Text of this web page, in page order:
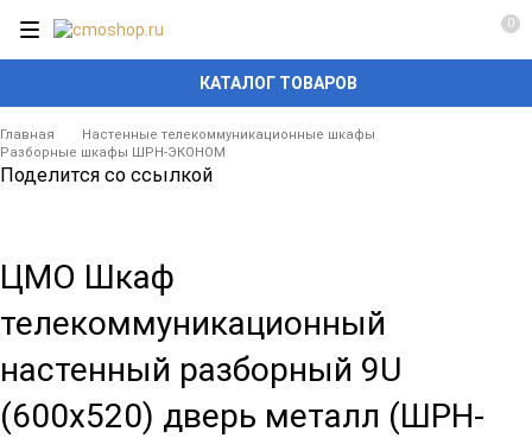
КАТАЛОГ ТОВАРОВ
0
Главная
Настенные телекоммуникационные шкафы
Разборные шкафы ШРН-ЭКОНОМ
Поделится со ссылкой
ЦМО Шкаф
телекоммуникационный
настенный разборный 9U
(600х520) дверь металл (ШРН-